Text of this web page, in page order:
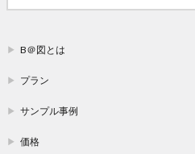
B＠図とは
プラン
サンプル事例
価格